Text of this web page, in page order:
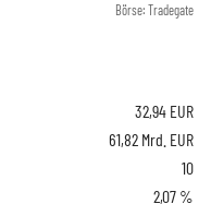
Börse: Tradegate
32,94 EUR
61,82 Mrd. EUR
10
2,07 %